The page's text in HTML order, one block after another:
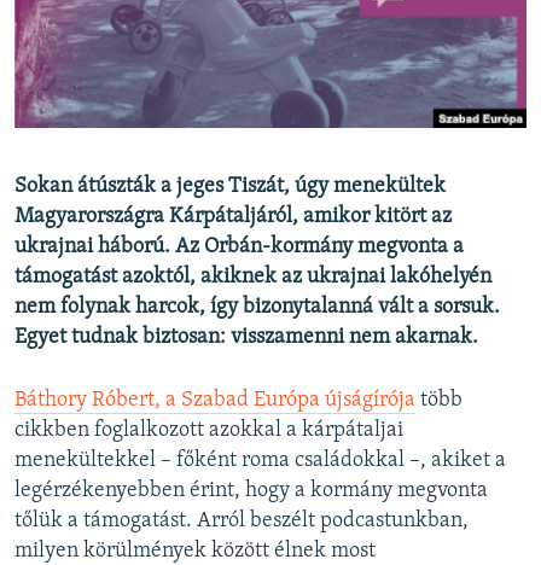
VILÁG
KLÍMAVÁLTOZÁS
A MÚLT TANULSÁGAI
KÖVESSEN MINKET!
Valamennyi RFE/RL weboldal
Sokan átúszták a jeges Tiszát, úgy menekültek
Magyarországra Kárpátaljáról, amikor kitört az
ukrajnai háború. Az Orbán-kormány megvonta a
támogatást azoktól, akiknek az ukrajnai lakóhelyén
nem folynak harcok, így bizonytalanná vált a sorsuk.
Egyet tudnak biztosan: visszamenni nem akarnak.
Báthory Róbert, a Szabad Európa újságírója több
cikkben foglalkozott azokkal a kárpátaljai
menekültekkel – főként roma családokkal –, akiket a
legérzékenyebben érint, hogy a kormány megvonta
tőlük a támogatást. Arról beszélt podcastunkban,
milyen körülmények között élnek most